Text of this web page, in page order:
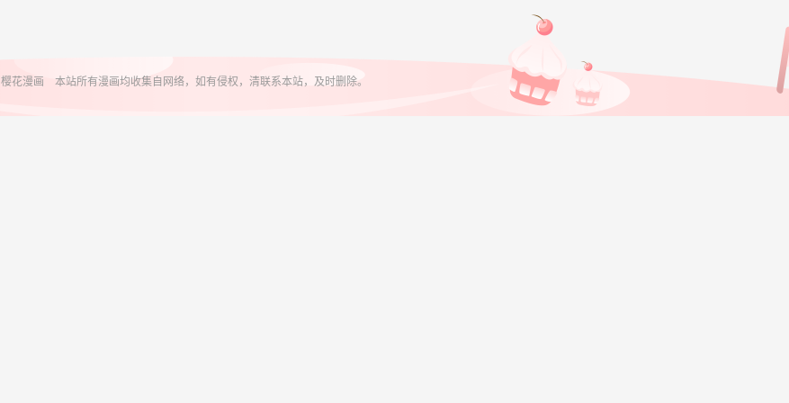
樱花漫画 本站所有漫画均收集自网络，如有侵权，清联系本站，及时删除。